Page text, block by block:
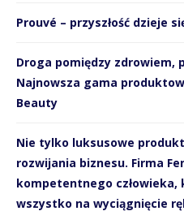
Prouvé – przyszłość dzieje
Droga pomiędzy zdrowiem,
Najnowsza gama
Beauty
Nie tylko luksusowe
rozwijania biznesu. Firma
kompetentnego człowieka,
wszystko na wyciągnięcie